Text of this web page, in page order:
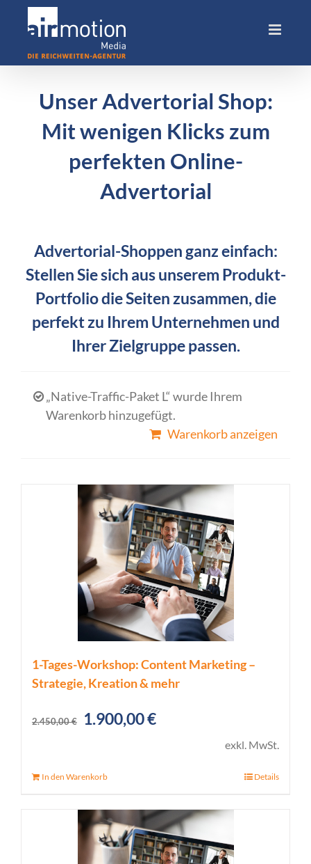
Unser Advertorial Shop:
Mit wenigen Klicks zum
perfekten Online-
Advertorial
Advertorial-Shoppen ganz einfach:
Stellen Sie sich aus unserem Produkt-
Portfolio die Seiten zusammen, die
perfekt zu Ihrem Unternehmen und
Ihrer Zielgruppe passen.
„Native-Traffic-Paket L“ wurde Ihrem
Warenkorb hinzugefügt.
Warenkorb anzeigen
1-Tages-Workshop: Content Marketing –
Strategie, Kreation & mehr
2.450,00€
Ursprünglicher
1.900,00€Aktueller
exkl. MwSt.
In den Warenkorb Details